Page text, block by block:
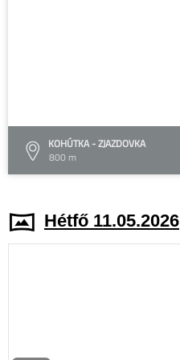
KOHÚTKA - ZJAZDOVKA
800 m
Hétfő 11.05.2026